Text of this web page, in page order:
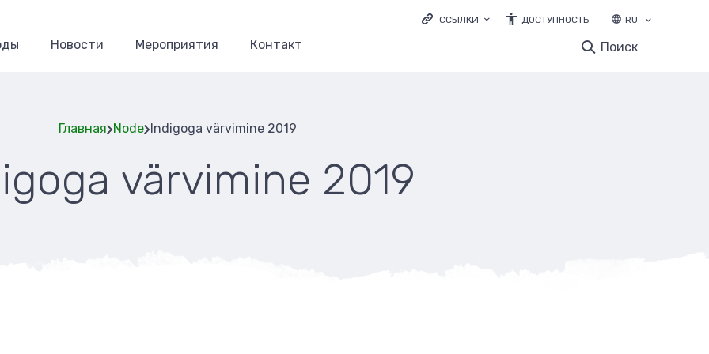
ССЫЛКИ
ДОСТУПНОСТЬ RU
Новости Мероприятия Контакт Поиск
Строка
Главная Node Indigoga värvimine 2019
värvimine 2019